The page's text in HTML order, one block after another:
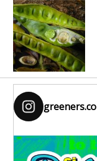
greeners.co